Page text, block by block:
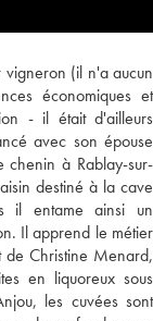
(il n'a aucun
économiques et
- il était d'ailleurs
avec son épouse
à Rablay-sur-
destiné à la cave
il entame ainsi un
Il apprend le métier
de Christine Menard,
en liquoreux sous
les cuvées sont